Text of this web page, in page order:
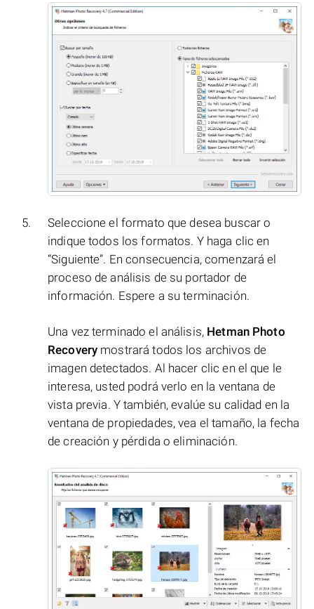
Seleccione el formato que desea buscar o
indique todos los formatos. Y haga clic en
“Siguiente”. En consecuencia, comenzará el
proceso de análisis de su portador de
información. Espere a su terminación.
Una vez terminado el análisis, Hetman Photo
Recovery mostrará todos los archivos de
imagen detectados. Al hacer clic en el que le
interesa, usted podrá verlo en la ventana de
vista previa. Y también, evalúe su calidad en la
ventana de propiedades, vea el tamaño, la fecha
de creación y pérdida o eliminación.